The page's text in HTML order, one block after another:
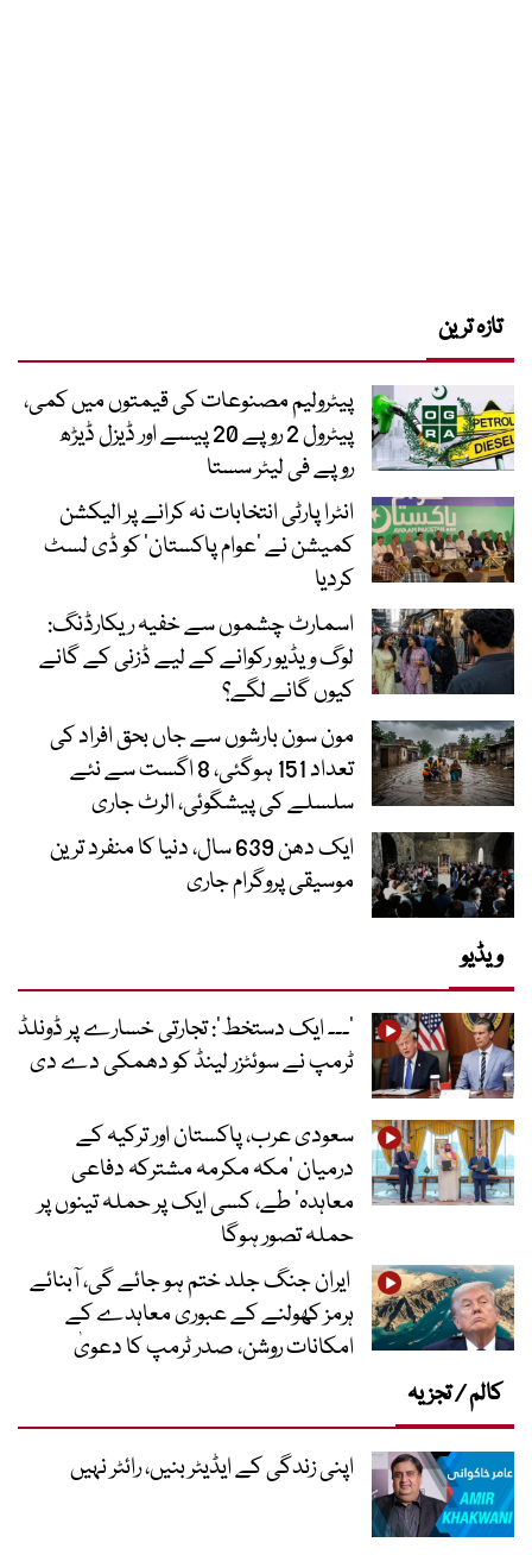
تازہ ترین
پیٹرولیم مصنوعات کی قیمتوں میں کمی،
پیٹرول 2 روپے 20 پیسے اور ڈیزل ڈیڑھ
روپے فی لیٹر سستا
انٹرا پارٹی انتخابات نہ کرانے پر الیکشن
کمیشن نے ’عوام پاکستان‘ کو ڈی لسٹ
کردیا
اسمارٹ چشموں سے خفیہ ریکارڈنگ:
لوگ ویڈیو رکوانے کے لیے ڈزنی کے گانے
کیوں گانے لگے؟
مون سون بارشوں سے جاں بحق افراد کی
تعداد 151 ہوگئی، 8 اگست سے نئے
سلسلے کی پیشگوئی، الرٹ جاری
ایک دھن 639 سال، دنیا کا منفرد ترین
موسیقی پروگرام جاری
ویڈیو
’۔۔۔ ایک دستخط‘: تجارتی خسارے پر ڈونلڈ
ٹرمپ نے سوئٹزر لینڈ کو دھمکی دے دی
سعودی عرب، پاکستان اور ترکیہ کے
درمیان ’مکہ مکرمہ مشترکہ دفاعی
معاہدہ‘ طے، کسی ایک پر حملہ تینوں پر
حملہ تصور ہوگا
ایران جنگ جلد ختم ہو جائے گی، آبنائے
ہرمز کھولنے کے عبوری معاہدے کے
امکانات روشن، صدر ٹرمپ کا دعویٰ
کالم / تجزیہ
اپنی زندگی کے ایڈیٹر بنیں، رائٹر نہیں